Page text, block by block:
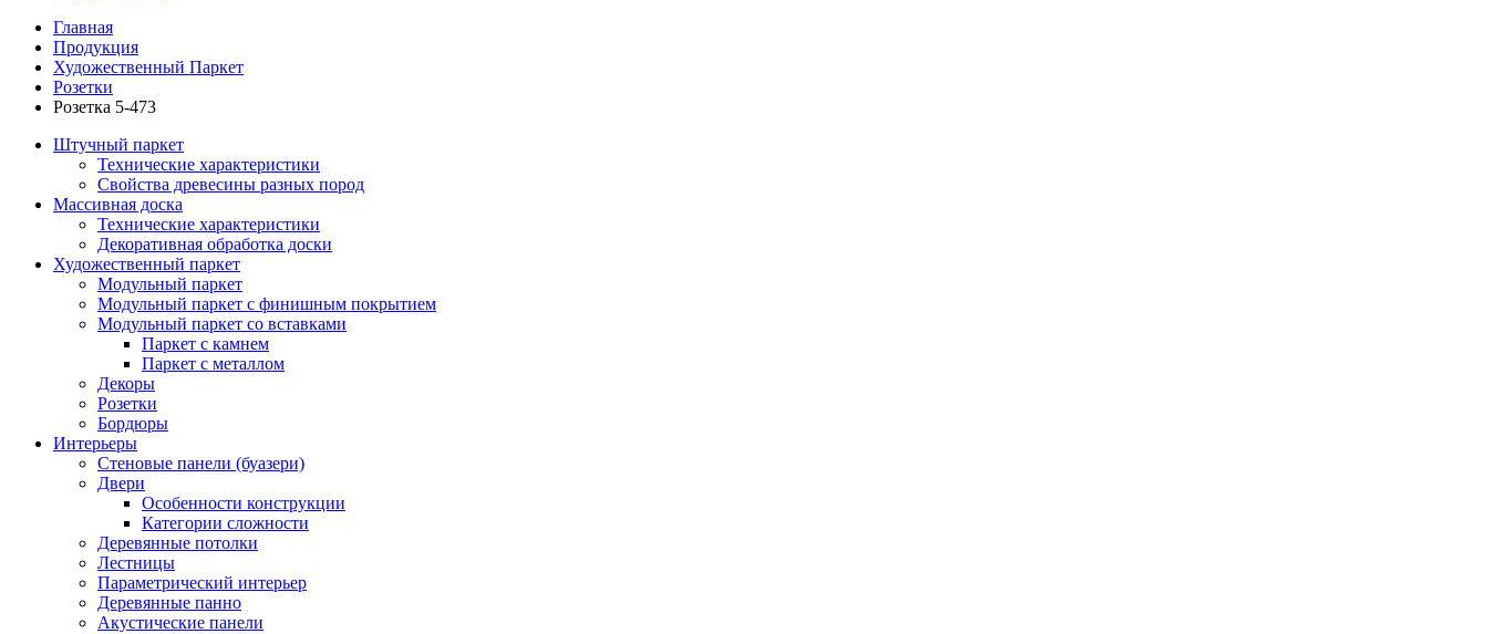
Главная
Продукция
Художественный Паркет
Розетки
Розетка 5-473
Штучный паркет
Технические характеристики
Свойства древесины разных пород
Массивная доска
Технические характеристики
Декоративная обработка доски
Художественный паркет
Модульный паркет
Модульный паркет с финишным покрытием
Модульный паркет со вставками
Паркет с камнем
Паркет с металлом
Декоры
Розетки
Бордюры
Интерьеры
Стеновые панели (буазери)
Двери
Особенности конструкции
Категории сложности
Деревянные потолки
Лестницы
Параметрический интерьер
Деревянные панно
Акустические панели